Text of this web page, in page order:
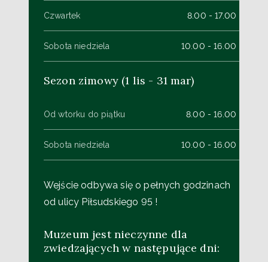
Czwartek 8.00 - 17.00
Sobota niedziela 10.00 - 16.00
Sezon zimowy (1 lis - 31 mar)
Od wtorku do piątku 8.00 - 16.00
Sobota niedziela 10.00 - 16.00
Wejście odbywa się o pełnych godzinach
od ulicy Piłsudskiego 95 !
Muzeum jest nieczynne dla
zwiedzających w następujące dni: